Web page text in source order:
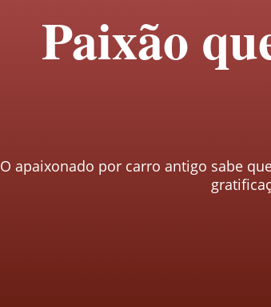
Paixão
O apaixonado por carro antigo sabe